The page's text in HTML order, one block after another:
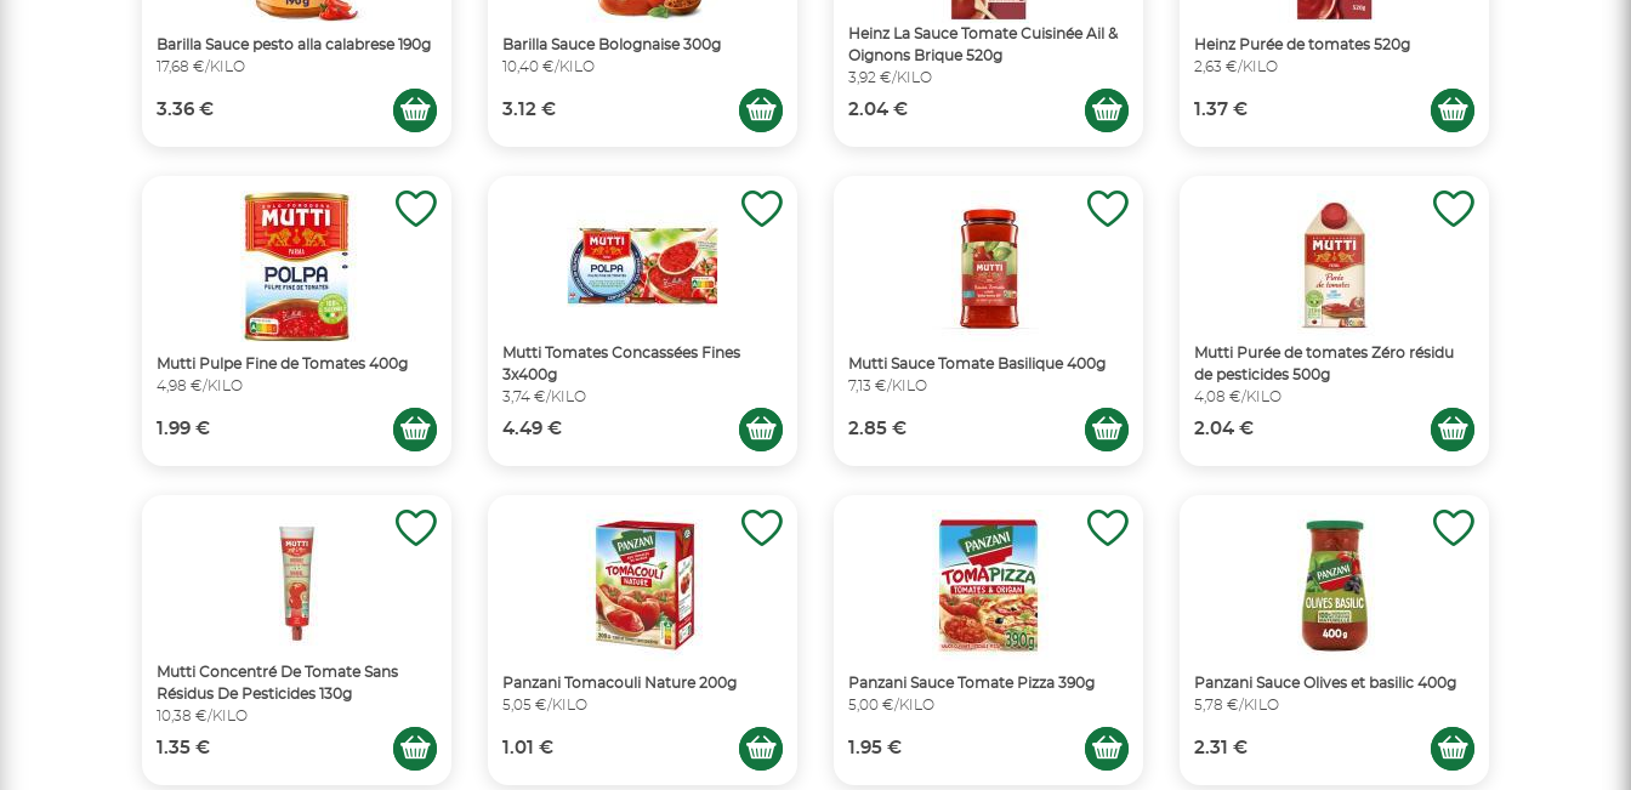
Barilla Sauce pesto alla calabrese 190g
17,68 €/KILO
3.36 €
Barilla Sauce Bolognaise 300g
10,40 €/KILO
3.12 €
Heinz La Sauce Tomate Cuisinée Ail &
Oignons Brique 520g
3,92 €/KILO
2.04 €
Heinz Purée de tomates 520g
2,63 €/KILO
1.37 €
Mutti Pulpe Fine de Tomates 400g
4,98 €/KILO
1.99 €
Mutti Tomates Concassées Fines
3x400g
3,74 €/KILO
4.49 €
Mutti Sauce Tomate Basilique 400g
7,13 €/KILO
2.85 €
Mutti Purée de tomates Zéro résidu
de pesticides 500g
4,08 €/KILO
2.04 €
Mutti Concentré De Tomate Sans
Résidus De Pesticides 130g
10,38 €/KILO
1.35 €
Panzani Tomacouli Nature 200g
5,05 €/KILO
1.01 €
Panzani Sauce Tomate Pizza 390g
5,00 €/KILO
1.95 €
Panzani Sauce Olives et basilic 400g
5,78 €/KILO
2.31 €